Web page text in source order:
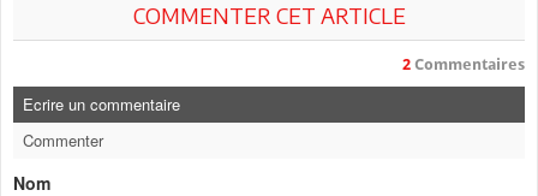
COMMENTER CET ARTICLE
2 Commentaires
Ecrire un commentaire
Commenter
Nom